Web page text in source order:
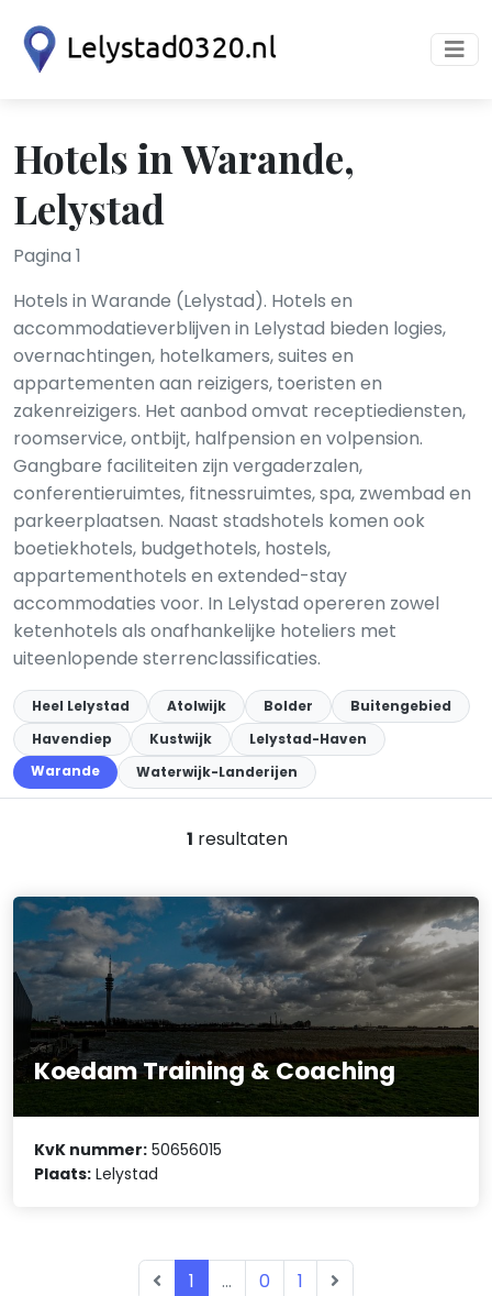
Hotels in Warande,
Lelystad
Pagina 1
Hotels in Warande (Lelystad). Hotels en
accommodatieverblijven in Lelystad bieden logies,
overnachtingen, hotelkamers, suites en
appartementen aan reizigers, toeristen en
zakenreizigers. Het aanbod omvat receptiediensten,
roomservice, ontbijt, halfpension en volpension.
Gangbare faciliteiten zijn vergaderzalen,
conferentieruimtes, fitnessruimtes, spa, zwembad en
parkeerplaatsen. Naast stadshotels komen ook
boetiekhotels, budgethotels, hostels,
appartementhotels en extended-stay
accommodaties voor. In Lelystad opereren zowel
ketenhotels als onafhankelijke hoteliers met
uiteenlopende sterrenclassificaties.
Heel Lelystad Atolwijk Bolder
Buitengebied
Havendiep
Kustwijk
Lelystad-Haven
Warande
Waterwijk-Landerijen
1 resultaten
Koedam Training & Coaching
KvK nummer: 50656015
Plaats: Lelystad
1 ... 0 1